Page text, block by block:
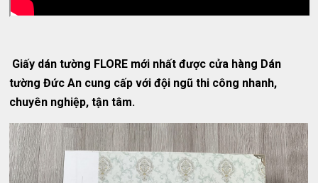
Giấy dán tường FLORE mới nhất được cửa hàng Dán
tường Đức An cung cấp với đội ngũ thi công nhanh,
chuyên nghiệp, tận tâm.